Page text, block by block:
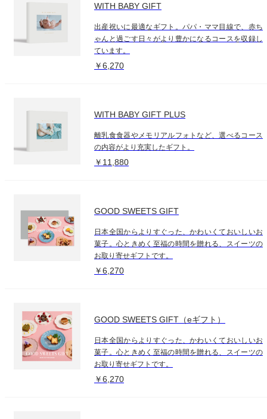
WITH BABY GIFT
出産祝いに最適なギフト。パパ・ママ目線で、赤ち
ゃんと過ごす日々がより豊かになるコースを収録し
ています。
￥6,270
WITH BABY GIFT PLUS
離乳食食器やメモリアルフォトなど、選べるコース
の内容がより充実したギフト。
￥11,880
GOOD SWEETS GIFT
日本全国からよりすぐった、かわいくておいしいお
菓子。心ときめく至福の時間を贈れる、スイーツの
お取り寄せギフトです。
￥6,270
GOOD SWEETS GIFT（eギフト）
日本全国からよりすぐった、かわいくておいしいお
菓子。心ときめく至福の時間を贈れる、スイーツの
お取り寄せギフトです。
￥6,270